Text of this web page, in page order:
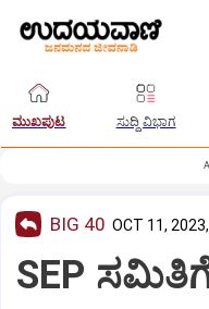
ಮುಖಪುಟ ಸುದ್ದಿ ವಿಭಾಗ
BIG 40 OCT 11,
SEP